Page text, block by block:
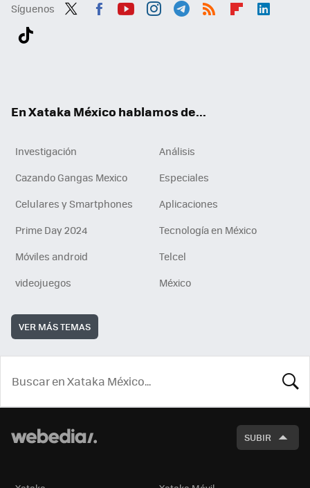
Síguenos
En Xataka México hablamos de...
Investigación
Análisis
Cazando Gangas Mexico
Especiales
Celulares y Smartphones
Aplicaciones
Prime Day 2024
Tecnología en México
Móviles android
Telcel
videojuegos
México
VER MÁS TEMAS
SUBIR